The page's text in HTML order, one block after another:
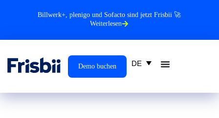
Billwerk+, plenigo und Sofacto sind jetzt Frisbii 🚀
Weiterlesen
Demo buchen DE